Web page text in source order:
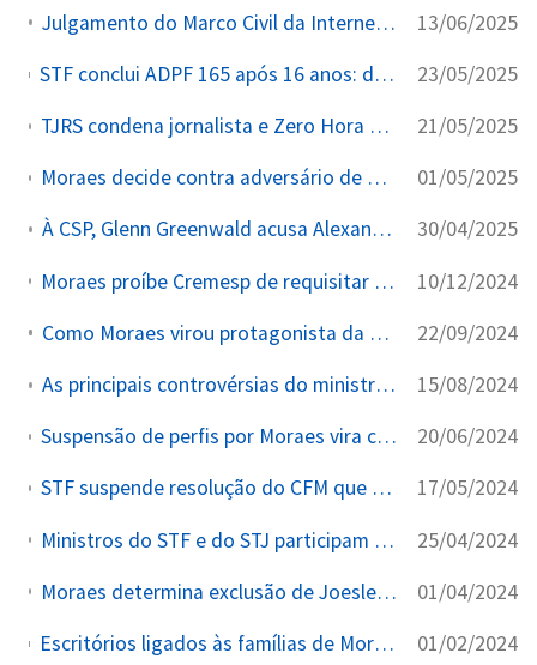
Julgamento do Marco Civil da Internet no STF: Entenda em 8 Pontos 13/06/2025
STF conclui ADPF 165 após 16 anos: declara constitucionais os planos econômicos, veda ação rescisória e prorroga acordo por mais 24 meses 23/05/2025
TJRS condena jornalista e Zero Hora a pagar R$ 600 mil a desembargadora por publicar salário público da magistrada 21/05/2025
Moraes decide contra adversário de Vorcaro enquanto esposa mantinha contrato com o Master 01/05/2025
À CSP, Glenn Greenwald acusa Alexandre de Moraes de abuso de poder 30/04/2025
Moraes proíbe Cremesp de requisitar prontuários de pacientes de aborto legal em qualquer hospital de São Paulo (ADPF 1.141) 10/12/2024
Como Moraes virou protagonista da escalada autoritária no Brasil 22/09/2024
As principais controvérsias do ministro Alexandre de Moraes nos últimos anos 15/08/2024
Suspensão de perfis por Moraes vira caixa-preta com sigilo e exclusão de PF e PGR 20/06/2024
STF suspende resolução do CFM que restringia técnica de aborto legal após 22 semanas em casos de estupro (ADPF 1.141, liminar) 17/05/2024
Ministros do STF e do STJ participam de degustação de uísque de R$3,2 milhões paga por Daniel Vorcaro (Banco Master) em Londres 25/04/2024
Moraes determina exclusão de Joesley Batista (J&F) da lista de convidados do Fórum Jurídico de Londres 01/04/2024
Escritórios ligados às famílias de Moraes e Lewandowski prestavam serviços jurídicos ao Banco Master antes e durante a viagem a Londres 01/02/2024